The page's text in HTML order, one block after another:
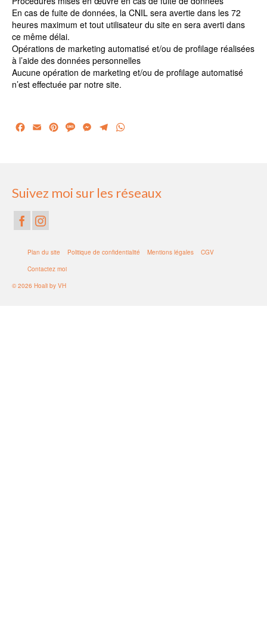
En cas de fuite de données, la CNIL sera avertie dans les 72
heures maximum et tout utilisateur du site en sera averti dans
ce même délai.
Opérations de marketing automatisé et/ou de profilage réalisées
à l’aide des données personnelles
Aucune opération de marketing et/ou de profilage automatisé
n’est effectuée par notre site.
Facebook
EmailPinterestMessageMessenger
Telegram
Suivez moi sur les réseaux
Plan du site Politique de confidentialité Mentions légales
CGV
Contactez moi
© 2026 Hoali by VH